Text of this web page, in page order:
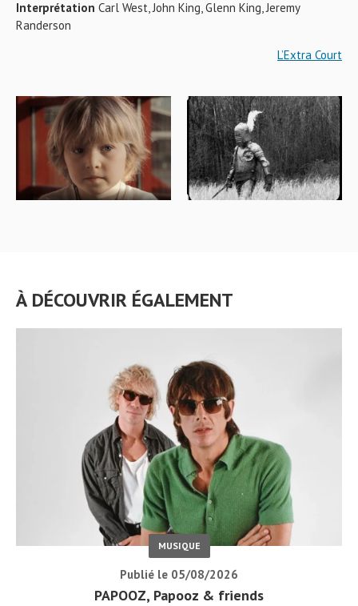
Interprétation Carl West, John King, Glenn King, Jeremy
Randerson
L’Extra Court
À DÉCOUVRIR ÉGALEMENT
MUSIQUE
Publié le 05/08/2026
PAPOOZ, Papooz & friends